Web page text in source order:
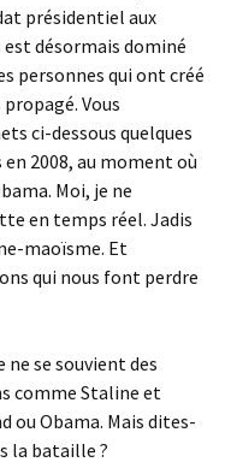
présidentiel aux
est désormais dominé
personnes qui ont créé
Vous
ci-dessous quelques
en 2008, au moment où
Moi, je ne
en temps réel. Jadis
maoïsme. Et
qui nous font perdre
ne se souvient des
comme Staline et
ou Obama. Mais dites-
la bataille ?